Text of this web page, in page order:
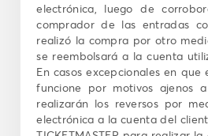
electrónica, luego de
comprador de las entradas
realizó la compra por otro
se reembolsará a la cuenta
En casos excepcionales en
funcione por motivos ajenos a
realizarán los reversos por
electrónica a la cuenta del